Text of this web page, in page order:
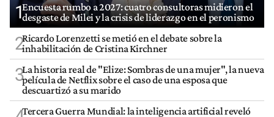
1Encuesta rumbo a 2027: cuatro consultoras midieron el
desgaste de Milei y la crisis de liderazgo en el peronismo
2Ricardo Lorenzetti se metió en el debate sobre la
inhabilitación de Cristina Kirchner
3La historia real de "Elize: Sombras de una mujer", la nueva
película de Netflix sobre el caso de una esposa que
descuartizó a su marido
Tercera Guerra Mundial: la inteligencia artificial reveló